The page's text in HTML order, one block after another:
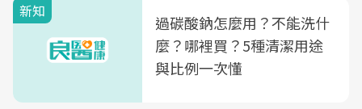
新知
過碳酸鈉怎麼用？不能洗什
麼？哪裡買？5種清潔用途
與比例一次懂